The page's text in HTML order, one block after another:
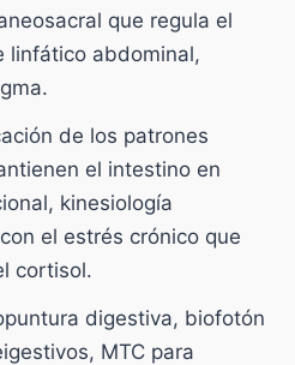
que regula el
linfático abdominal,
de los patrones
el intestino en
kinesiología
el estrés crónico que
cortisol.
digestiva, biofotón
MTC para